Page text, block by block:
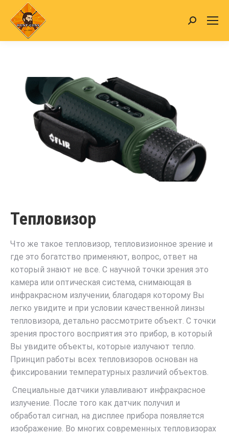
Search:
Тепловизор
Что же такое тепловизор, тепловизионное зрение и
где это богатство применяют, вопрос, ответ на
который знают не все. С научной точки зрения это
камера или оптическая система, снимающая в
инфракрасном излучении, благодаря которому Вы
легко увидите и при условии качественной линзы
тепловизора, детально рассмотрите объект. С точки
зрения простого восприятия это прибор, в который
Вы увидите объекты, которые излучают тепло.
Принцип работы всех тепловизоров основан на
фиксировании температурных различий объектов.
Специальные датчики улавливают инфракрасное
излучение. После того как датчик получил и
обработал сигнал, на дисплее прибора появляется
изображение. Во многих современных тепловизорах